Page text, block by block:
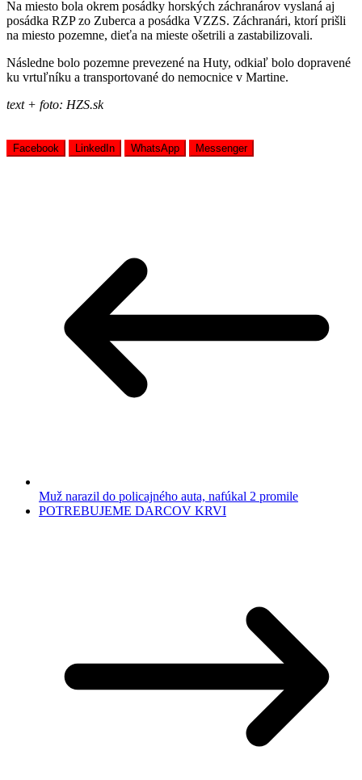
Na miesto bola okrem posádky horských záchranárov vyslaná aj
posádka RZP zo Zuberca a posádka VZZS. Záchranári, ktorí prišli
na miesto pozemne, dieťa na mieste ošetrili a zastabilizovali.
Následne bolo pozemne prevezené na Huty, odkiaľ bolo dopravené
ku vrtuľníku a transportované do nemocnice v Martine.
text + foto: HZS.sk
Facebook LinkedIn WhatsApp Messenger
Muž narazil do policajného auta, nafúkal 2 promile
POTREBUJEME DARCOV KRVI